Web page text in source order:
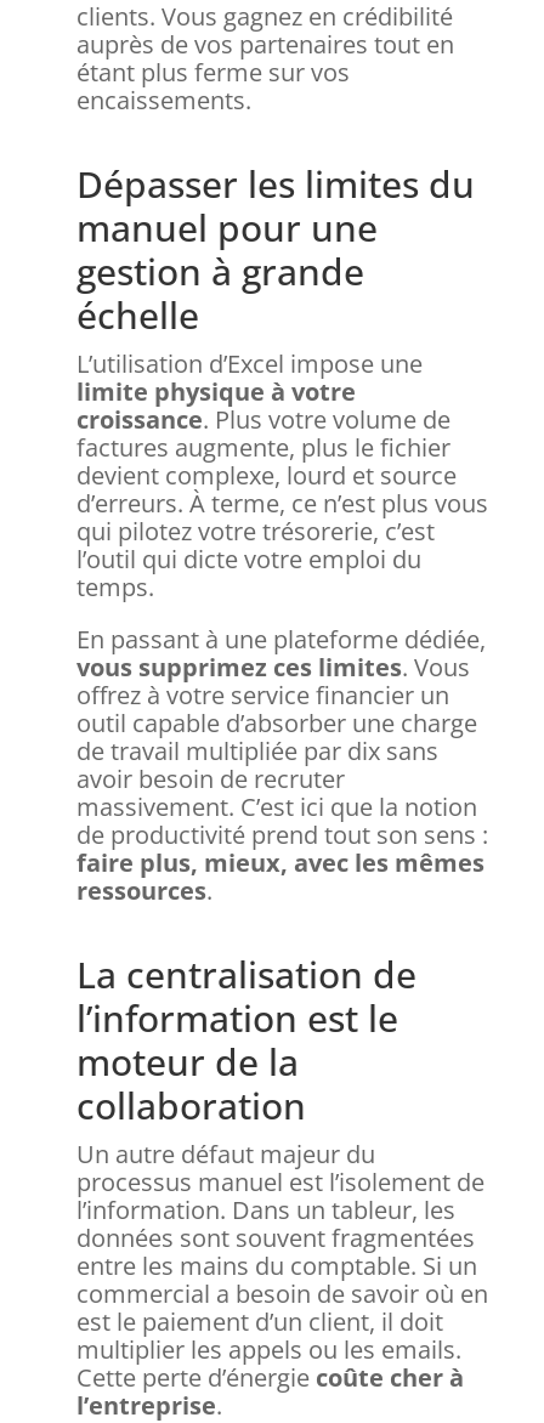
clients. Vous gagnez en crédibilité
auprès de vos partenaires tout en
étant plus ferme sur vos
encaissements.
Dépasser les limites du
manuel pour une
gestion à grande
échelle
L’utilisation d’Excel impose une
limite physique à votre
croissance. Plus votre volume de
factures augmente, plus le fichier
devient complexe, lourd et source
d’erreurs. À terme, ce n’est plus vous
qui pilotez votre trésorerie, c’est
l’outil qui dicte votre emploi du
temps.
En passant à une plateforme dédiée,
vous supprimez ces limites. Vous
offrez à votre service financier un
outil capable d’absorber une charge
de travail multipliée par dix sans
avoir besoin de recruter
massivement. C’est ici que la notion
de productivité prend tout son sens :
faire plus, mieux, avec les mêmes
ressources.
La centralisation de
l’information est le
moteur de la
collaboration
Un autre défaut majeur du
processus manuel est l’isolement de
l’information. Dans un tableur, les
données sont souvent fragmentées
entre les mains du comptable. Si un
commercial a besoin de savoir où en
est le paiement d’un client, il doit
multiplier les appels ou les emails.
Cette perte d’énergie coûte cher à
l’entreprise.